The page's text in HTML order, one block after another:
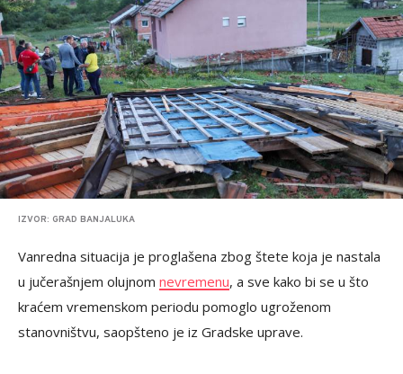
IZVOR: GRAD BANJALUKA
Vanredna situacija je proglašena zbog štete koja je nastala
u jučerašnjem olujnom nevremenu, a sve kako bi se u što
kraćem vremenskom periodu pomoglo ugroženom
stanovništvu, saopšteno je iz Gradske uprave.